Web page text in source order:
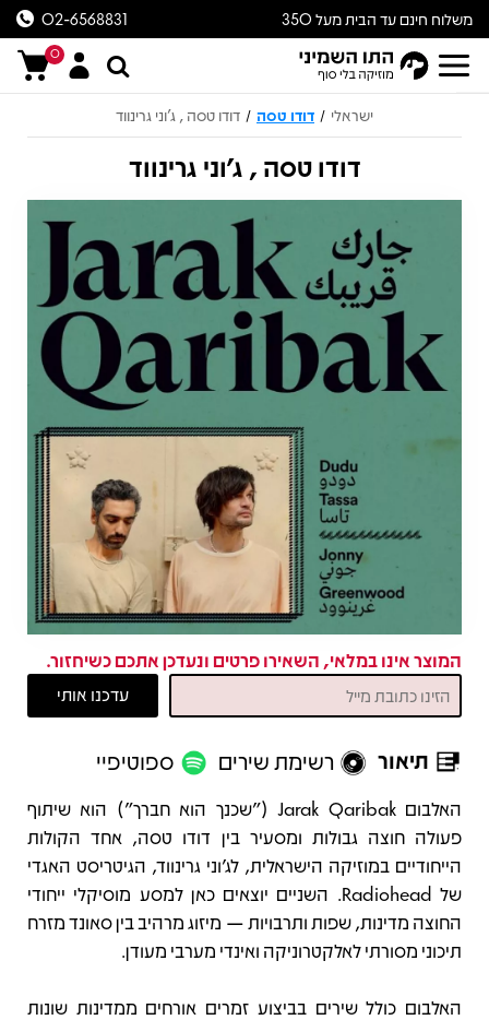
משלוח חינם עד הבית מעל 350
ש״ח
02-6568831
0
ישראלי / דודו טסה / דודו טסה , ג'וני גרינווד
דודו טסה , ג'וני גרינווד
המוצר אינו במלאי, השאירו פרטים ונעדכן אתכם כשיחזור.
תיאור רשימת שירים ספוטיפיי
תיאור
האלבום Jarak Qaribak ("שכנך הוא חברך") הוא שיתוף
פעולה חוצה גבולות ומסעיר בין דודו טסה, אחד הקולות
הייחודיים במוזיקה הישראלית, לג'וני גרינווד, הגיטריסט האגדי
של Radiohead. השניים יוצאים כאן למסע מוסיקלי ייחודי
החוצה מדינות, שפות ותרבויות — מיזוג מרהיב בין סאונד מזרח
תיכוני מסורתי לאלקטרוניקה ואינדי מערבי מעודן.
האלבום כולל שירים בביצוע זמרים אורחים ממדינות שונות